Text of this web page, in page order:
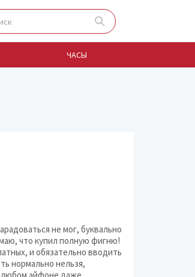
ЧАСЫ
не мог, буквально
что купил полную фигню!
и обязательно вводить
нормально нельзя,
Бытовая техника